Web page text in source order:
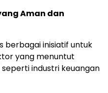
Aman dan
berbagai inisiatif untuk
yang menuntut
industri keuangan